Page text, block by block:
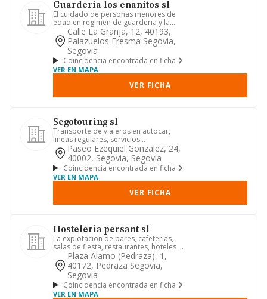
Guarderia los enanitos sl
El cuidado de personas menores de
edad en regimen de guarderia y la
educacion infantil. la ensenanz...
Calle La Granja, 12, 40193,
Palazuelos Eresma Segovia,
Segovia
Coincidencia encontrada en ficha
VER EN MAPA
VER FICHA
Segotouring sl
Transporte de viajeros en autocar,
lineas regulares, servicios
discrecionales. alquiler de autocare...
Paseo Ezequiel Gonzalez, 24,
40002, Segovia, Segovia
Coincidencia encontrada en ficha
VER EN MAPA
VER FICHA
Hosteleria persant sl
La explotacion de bares, cafeterias,
salas de fiesta, restaurantes, hoteles y
establecimiento de ho...
Plaza Alamo (pedraza), 1,
40172, Pedraza Segovia,
Segovia
Coincidencia encontrada en ficha
VER EN MAPA